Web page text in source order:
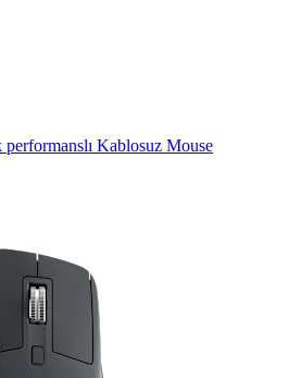
Kablosuz Mouse